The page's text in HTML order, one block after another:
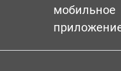
мобильное